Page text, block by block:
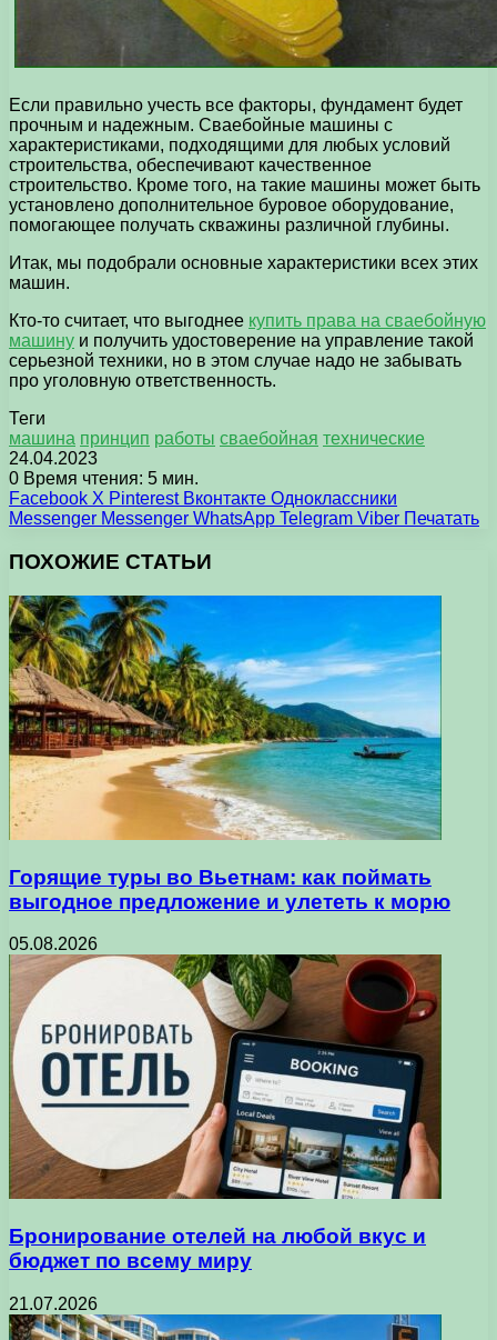
Если правильно учесть все факторы, фундамент будет
прочным и надежным. Сваебойные машины с
характеристиками, подходящими для любых условий
строительства, обеспечивают качественное
строительство. Кроме того, на такие машины может быть
установлено дополнительное буровое оборудование,
помогающее получать скважины различной глубины.
Итак, мы подобрали основные характеристики всех этих
машин.
Кто-то считает, что выгоднее купить права на сваебойную
машину и получить удостоверение на управление такой
серьезной техники, но в этом случае надо не забывать
про уголовную ответственность.
Теги
машина принцип работы сваебойная технические
24.04.2023
0 Время чтения: 5 мин.
Facebook X Pinterest Вконтакте Одноклассники
Messenger Messenger WhatsApp Telegram Viber Печатать
ПОХОЖИЕ СТАТЬИ
Горящие туры во Вьетнам: как поймать
выгодное предложение и улететь к морю
05.08.2026
Бронирование отелей на любой вкус и
бюджет по всему миру
21.07.2026